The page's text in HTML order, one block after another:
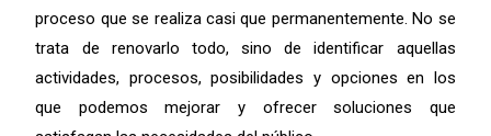
proceso que se realiza casi que permanentemente. No se
trata de renovarlo todo, sino de identificar aquellas
actividades, procesos, posibilidades y opciones en los
que podemos mejorar y ofrecer soluciones que